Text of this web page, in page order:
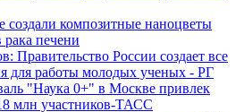
создали композитные наноцветы
рака печени
Правительство России создает все
для работы молодых ученых - РГ
"Наука 0+" в Москве привлек
млн участников-ТАСС